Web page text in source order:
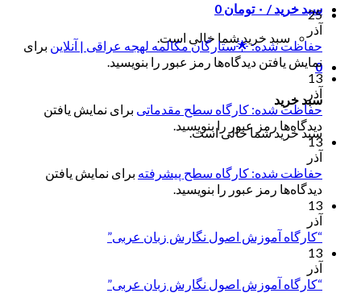
سبد خرید / ۰ تومان 0
سبد خرید شما خالی است.
0
سبد خرید
سبد خرید شما خالی است.
25
آذر
حفاظت شده: 🌟ستارگان مکالمه لهجه عراقی | آنلاین برای
نمایش یافتن دیدگاه‌ها رمز عبور را بنویسید.
13
آذر
حفاظت شده: کارگاه سطح مقدماتی برای نمایش یافتن
دیدگاه‌ها رمز عبور را بنویسید.
13
آذر
حفاظت شده: کارگاه سطح پیشرفته برای نمایش یافتن
دیدگاه‌ها رمز عبور را بنویسید.
13
آذر
“کارگاه آموزش اصول نگارش زبان عربی”
13
آذر
“کارگاه آموزش اصول نگارش زبان عربی”